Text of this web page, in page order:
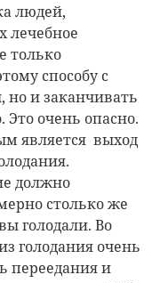
людей,
лечебное
только
способу с
но и заканчивать
Это очень опасно.
является выход
должно
столько же
голодали. Во
голодания очень
переедания и